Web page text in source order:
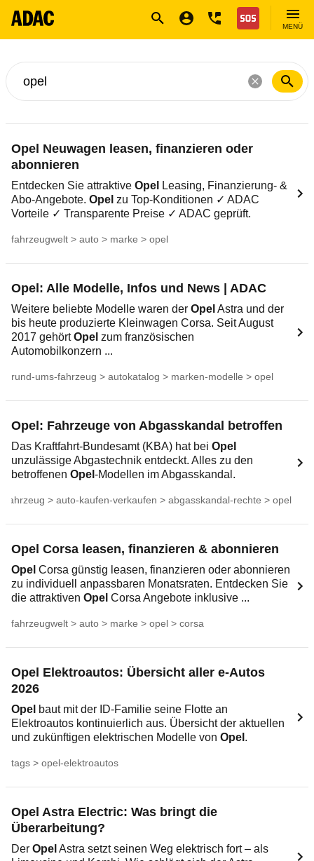
Nothilfe
MENÜ
Suche nach ...
Opel Neuwagen leasen, finanzieren oder
abonnieren
Entdecken Sie attraktive Opel
Leasing, Finanzierung- &
Abo-Angebote. Opel zu Top-Konditionen ✓ ADAC
Vorteile ✓ Transparente Preise ✓ ADAC geprüft.
fahrzeugwelt > auto > marke > opel
Opel: Alle Modelle, Infos und News | ADAC
Weitere beliebte Modelle waren der Opel Astra und der
bis heute produzierte Kleinwagen Corsa. Seit August
2017 gehörtOpel zum französischen
Automobilkonzern ...
rund-ums-fahrzeug > autokatalog > marken-modelle > opel
Opel: Fahrzeuge von Abgasskandal betroffen
Das Kraftfahrt-Bundesamt (KBA) hat bei Opel
unzulässige Abgastechnik entdeckt. Alles zu den
betroffenen Opel -Modellen im Abgasskandal.
fahrzeug > auto-kaufen-verkaufen > abgasskandal-rechte > opel
Opel Corsa leasen, finanzieren & abonnieren
Opel Corsa günstig leasen, finanzieren oder abonnieren
zu individuell anpassbaren Monatsraten. Entdecken Sie
die attraktiven Opel Corsa Angebote inklusive ...
fahrzeugwelt > auto > marke > opel > corsa
Opel Elektroautos: Übersicht aller e-Autos
2026
Opel baut mit der ID-Familie seine Flotte an
Elektroautos kontinuierlich aus. Übersicht der aktuellen
und zukünftigen elektrischen Modelle von Opel .
tags > opel-elektroautos
Opel Astra Electric: Was bringt die
Überarbeitung?
Der Opel Astra setzt seinen Weg elektrisch fort – als